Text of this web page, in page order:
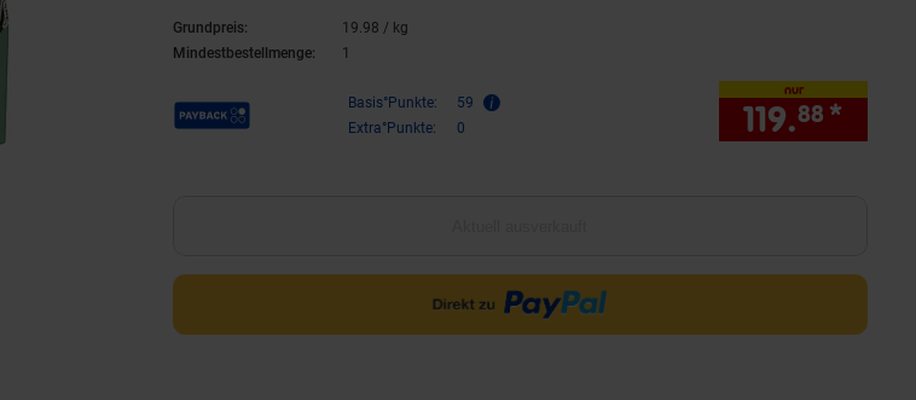
Grundpreis: 19. 98 / kg
Mindestbestellmenge:
1
Payback Punkte Basis°Punkte:
59
Extra°Punkte:
0
nur
119.88 *